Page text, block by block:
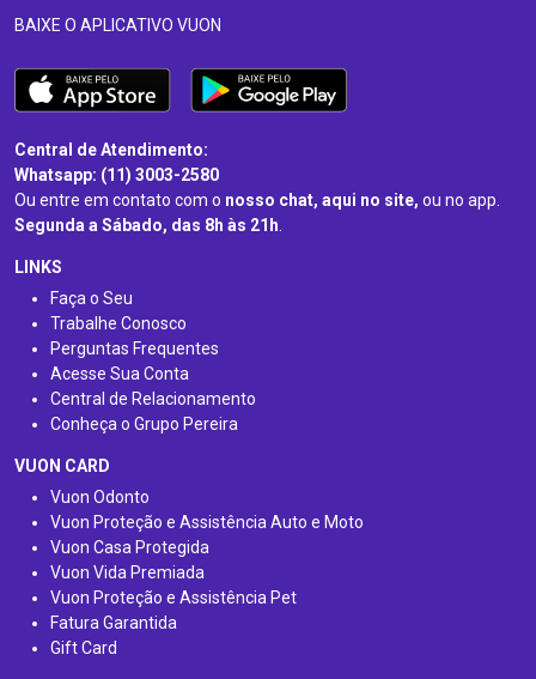
BAIXE O APLICATIVO VUON
Central de Atendimento:
Whatsapp: (11) 3003-2580
Ou entre em contato com o nosso chat, aqui no site, ou no app.
Segunda a Sábado, das 8h às 21h.
LINKS
Faça o Seu
Trabalhe Conosco
Perguntas Frequentes
Acesse Sua Conta
Central de Relacionamento
Conheça o Grupo Pereira
VUON CARD
Vuon Odonto
Vuon Proteção e Assistência Auto e Moto
Vuon Casa Protegida
Vuon Vida Premiada
Vuon Proteção e Assistência Pet
Fatura Garantida
Gift Card